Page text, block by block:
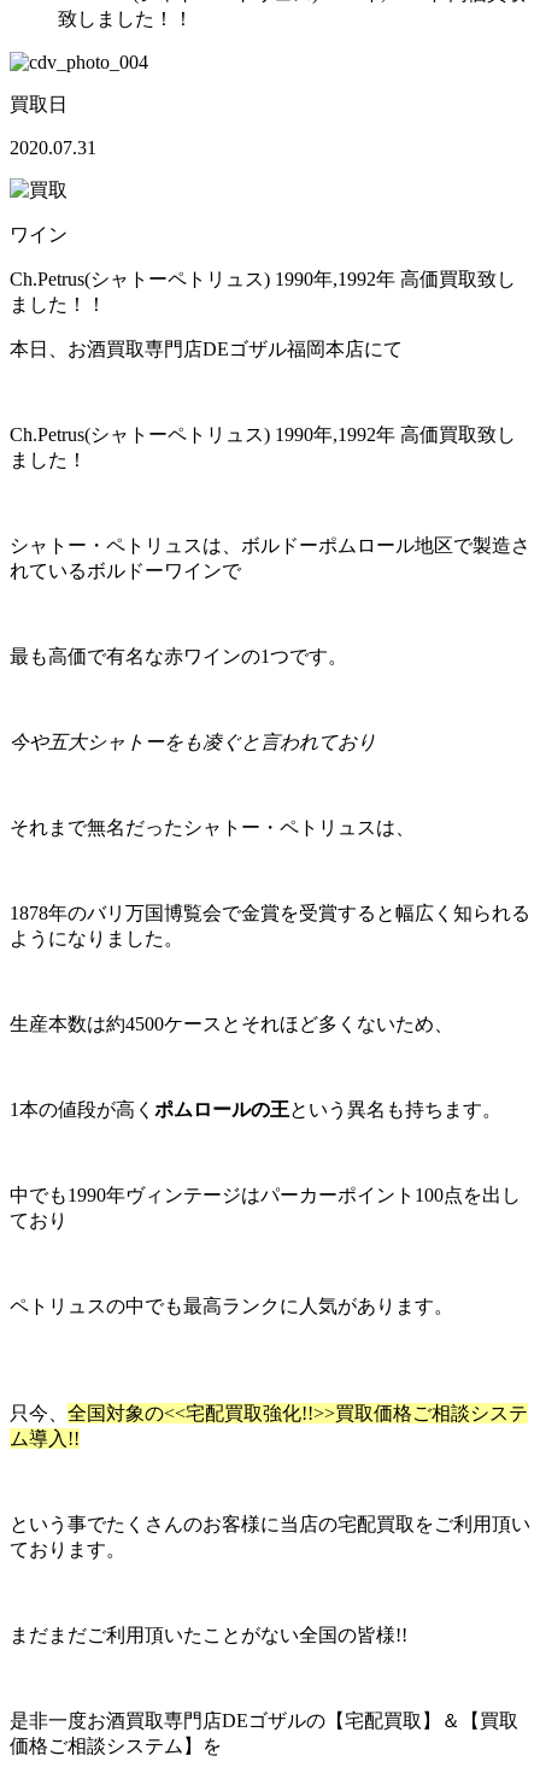
致しました！！
買取日
2020.07.31
ワイン
Ch.Petrus(シャトーペトリュス) 1990年,1992年 高価買取致し
ました！！
本日、お酒買取専門店DEゴザル福岡本店にて
Ch.Petrus(シャトーペトリュス) 1990年,1992年 高価買取致し
ました！
シャトー・ペトリュスは、ボルドーポムロール地区で製造さ
れているボルドーワインで
最も高価で有名な赤ワインの1つです。
今や五大シャトーをも凌ぐと言われており
それまで無名だったシャトー・ペトリュスは、
1878年のバリ万国博覧会で金賞を受賞すると幅広く知られる
ようになりました。
生産本数は約4500ケースとそれほど多くないため、
1本の値段が高く ポムロールの王という異名も持ちます。
中でも1990年ヴィンテージはパーカーポイント100点を出し
ており
ペトリュスの中でも最高ランクに人気があります。
只今、 全国対象の<<宅配買取強化!!>>買取価格ご相談システ
ム導入!!
という事でたくさんのお客様に当店の宅配買取をご利用頂い
ております。
まだまだご利用頂いたことがない全国の皆様!!
是非一度お酒買取専門店DEゴザルの【宅配買取】＆【買取
価格ご相談システム】を